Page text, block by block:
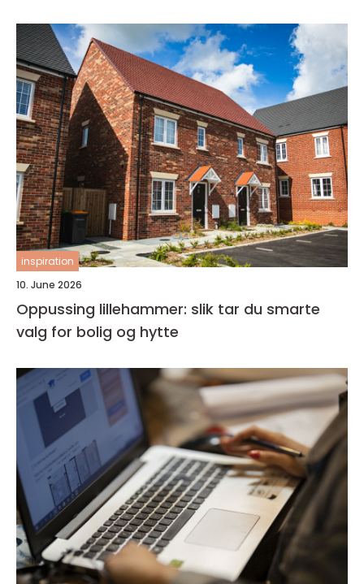
inspiration
10. June 2026
Oppussing lillehammer: slik tar du smarte
valg for bolig og hytte